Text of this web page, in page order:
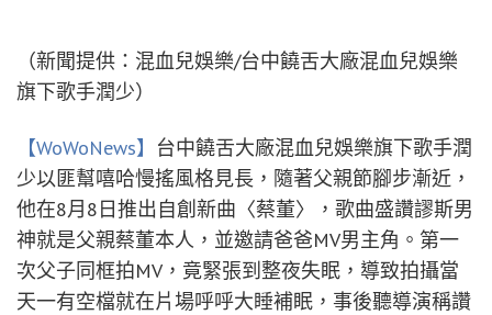
（新聞提供：混血兒娛樂/台中饒舌大廠混血兒娛樂
旗下歌手潤少）
【WoWoNews】 台中饒舌大廠混血兒娛樂旗下歌手潤
少以匪幫嘻哈慢搖風格見長，隨著父親節腳步漸近，
他在8月8日推出自創新曲〈蔡董〉，歌曲盛讚謬斯男
神就是父親蔡董本人，並邀請爸爸MV男主角。第一
次父子同框拍MV，竟緊張到整夜失眠，導致拍攝當
天一有空檔就在片場呼呼大睡補眠，事後聽導演稱讚